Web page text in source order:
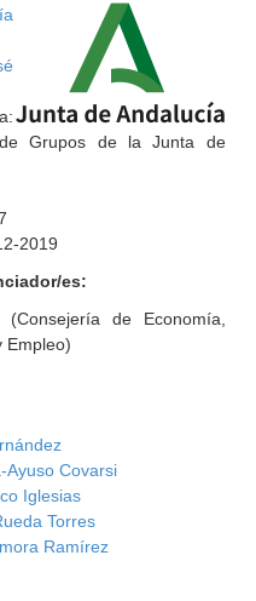
Grupos de la Junta de
2019
es:
de Economía,
Empleo)
Ayuso Covarsi
Iglesias
Torres
Ramírez